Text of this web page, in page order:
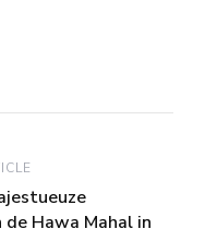
Hawa Mahal in